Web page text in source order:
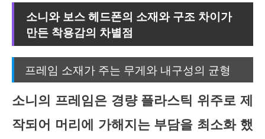
소니와 보스 헤드폰의 소재와 구조 차이가
만든 착용감의 차별점
프레임 소재가 주는 무게와 내구성의 균형
소니의 프레임은 경량 플라스틱 위주로 제
작되어 머리에 가해지는 부담을 최소화 했